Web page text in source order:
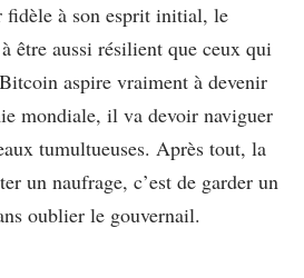
fidèle à son esprit initial, le
être aussi résilient que ceux qui
aspire vraiment à devenir
mondiale, il va devoir naviguer
tumultueuses. Après tout, la
un naufrage, c’est de garder un
oublier le gouvernail.